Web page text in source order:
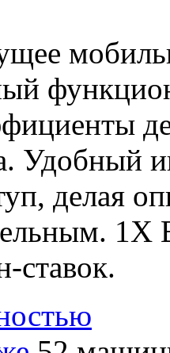
Удобный
делая
ставок.